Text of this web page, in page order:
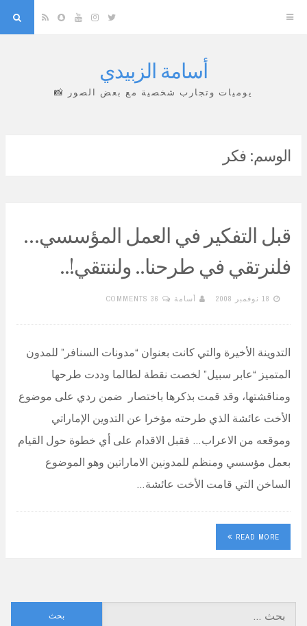
Twitter
Instagram
YouTube
Snapchat
RSS
أسامة الزبيدي
يوميات وتجارب شخصية مع بعض الصور 📸
الوسم: فكر
قبل التفكير في العمل المؤسسي…
فلنرتقي في طرحنا.. ولننتقي!..
18 نوفمبر 2008 أسامة 36 COMMENTS
التدوينة الأخيرة والتي كانت بعنوان “مدونات السنافر” للمدون
المتميز “عابر سبيل” لخصت نقطة لطالما وددت طرحها
ومناقشتها، وقد قمت بذكرها باختصار ضمن ردي على موضوع
الأخت عائشة الذي طرحته مؤخرا عن التدوين الإماراتي
وموقعه من الاعراب… فقبل الاقدام على أي خطوة حول القيام
بعمل مؤسسي ومنظم للمدونين الاماراتين وهو الموضوع
الساخن التي قامت الأخت عائشة…
READ MORE